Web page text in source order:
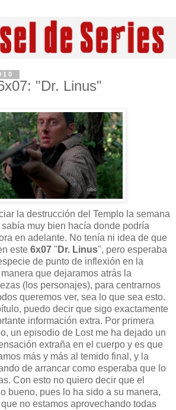
"Dr. Linus"
la destrucción del Templo la semana
muy bien hacía donde podría
en adelante. No tenía ni idea de que
este 6x07 " Dr. Linus", pero esperaba
de punto de inflexión en la
que dejaramos atrás la
(los personajes), para centrarnos
queremos ver, sea lo que sea esto.
puedo decir que sigo exactamente
información extra. Por primera
un episodio de Lost me ha dejado un
extraña en el cuerpo y es que
más y más al temido final, y la
de arrancar como esperaba que lo
Con esto no quiero decir que el
bueno, pues lo ha sido a su manera,
no estamos aprovechando todas